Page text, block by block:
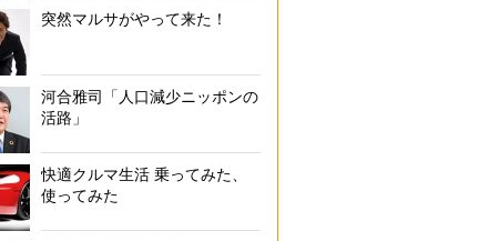
突然マルサがやって来た！
河合雅司「人口減少ニッポンの
活路」
快適クルマ生活 乗ってみた、
使ってみた